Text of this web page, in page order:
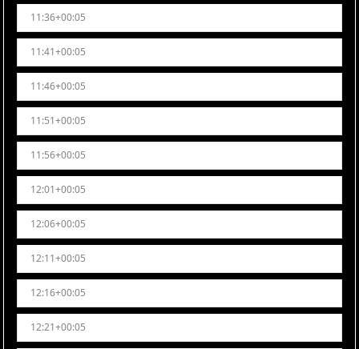
11:36+00:05
11:41+00:05
11:46+00:05
11:51+00:05
11:56+00:05
12:01+00:05
12:06+00:05
12:11+00:05
12:16+00:05
12:21+00:05